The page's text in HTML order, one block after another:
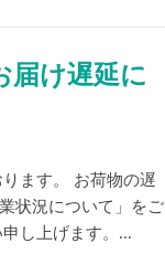
届け遅延に
ます。 お荷物の遅
状況について」をご
し上げます。...